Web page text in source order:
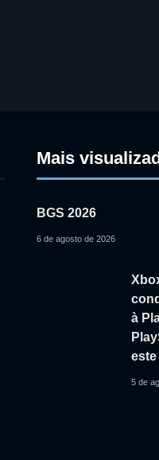
Mais
BGS 2026
6 de agosto de 2026
à
5 de